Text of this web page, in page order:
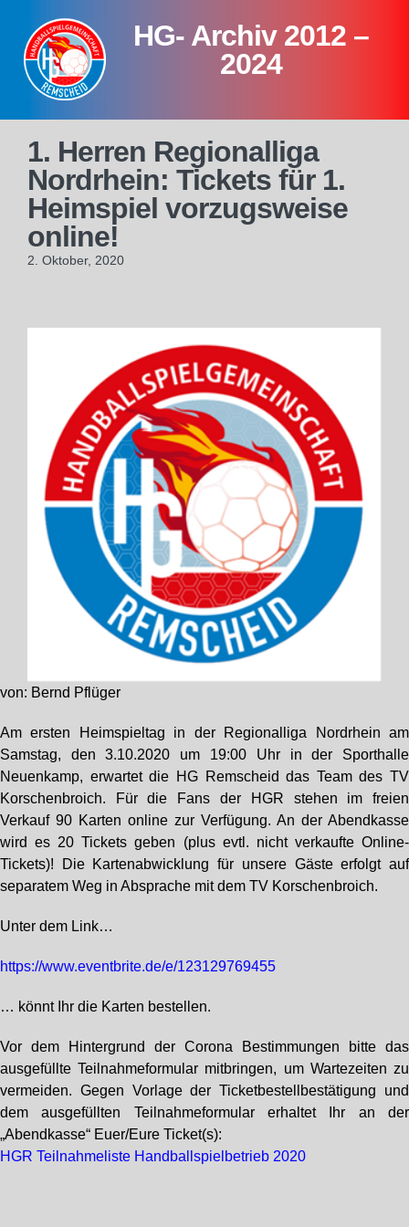
content
HG- Archiv 2012 –
2024
1. Herren Regionalliga
Nordrhein: Tickets für 1.
Heimspiel vorzugsweise
online!
2. Oktober, 2020
von: Bernd Pflüger
Am ersten Heimspieltag in der Regionalliga Nordrhein am
Samstag, den 3.10.2020 um 19:00 Uhr in der Sporthalle
Neuenkamp, erwartet die HG Remscheid das Team des TV
Korschenbroich. Für die Fans der HGR stehen im freien
Verkauf 90 Karten online zur Verfügung. An der Abendkasse
wird es 20 Tickets geben (plus evtl. nicht verkaufte Online-
Tickets)! Die Kartenabwicklung für unsere Gäste erfolgt auf
separatem Weg in Absprache mit dem TV Korschenbroich.
Unter dem Link…
https://www.eventbrite.de/e/123129769455
… könnt Ihr die Karten bestellen.
Vor dem Hintergrund der Corona Bestimmungen bitte das
ausgefüllte Teilnahmeformular mitbringen, um Wartezeiten zu
vermeiden. Gegen Vorlage der Ticketbestellbestätigung und
dem ausgefüllten Teilnahmeformular erhaltet Ihr an der
„Abendkasse“ Euer/Eure Ticket(s):
HGR Teilnahmeliste Handballspielbetrieb 2020